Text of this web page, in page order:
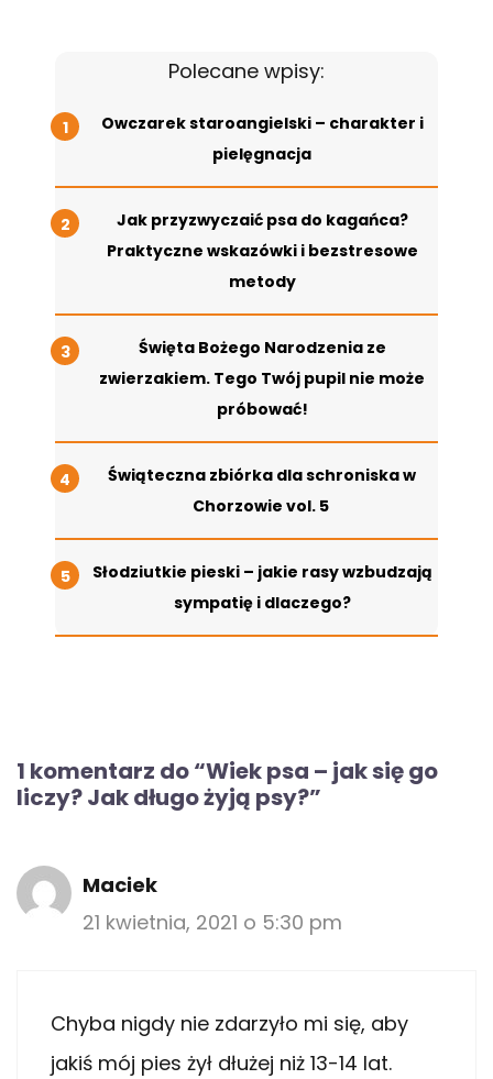
Polecane wpisy:
Owczarek staroangielski – charakter i
pielęgnacja
Jak przyzwyczaić psa do kagańca?
Praktyczne wskazówki i bezstresowe
metody
Święta Bożego Narodzenia ze
zwierzakiem. Tego Twój pupil nie może
próbować!
Świąteczna zbiórka dla schroniska w
Chorzowie vol. 5
Słodziutkie pieski – jakie rasy wzbudzają
sympatię i dlaczego?
1 komentarz do “Wiek psa – jak się go
liczy? Jak długo żyją psy?”
Maciek
21 kwietnia, 2021 o 5:30 pm
Chyba nigdy nie zdarzyło mi się, aby
jakiś mój pies żył dłużej niż 13-14 lat.